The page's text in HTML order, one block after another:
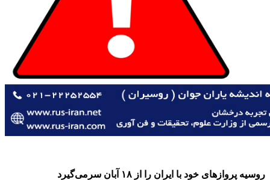
روسیه پروازهای خود با ایران را از ۱۸ آبان سرمی‌گیرد